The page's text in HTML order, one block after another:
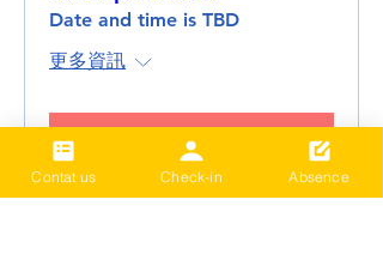
Date and time is TBD
更多資訊
詳細資料
Contat us Check-in Absence